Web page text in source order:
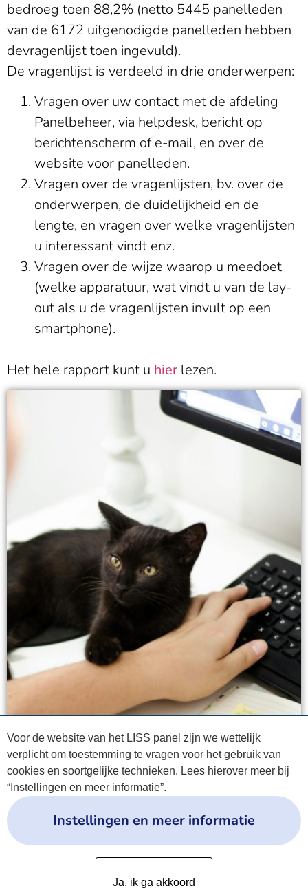
Voor de website van het LISS panel zijn we wettelijk
verplicht om toestemming te vragen voor het gebruik van
cookies en soortgelijke technieken. Lees hierover meer bij
“Instellingen en meer informatie”.
Instellingen en meer informatie
Ja, ik ga akkoord
bedroeg toen 88,2% (netto 5445 panelleden
van de 6172 uitgenodigde panelleden hebben
devragenlijst toen ingevuld).
De vragenlijst is verdeeld in drie onderwerpen:
Vragen over uw contact met de afdeling
Panelbeheer, via helpdesk, bericht op
berichtenscherm of e-mail, en over de
website voor panelleden.
Vragen over de vragenlijsten, bv. over de
onderwerpen, de duidelijkheid en de
lengte, en vragen over welke vragenlijsten
u interessant vindt enz.
Vragen over de wijze waarop u meedoet
(welke apparatuur, wat vindt u van de lay-
out als u de vragenlijsten invult op een
smartphone).
Het hele rapport kunt u hier lezen.
Privacyverklaring